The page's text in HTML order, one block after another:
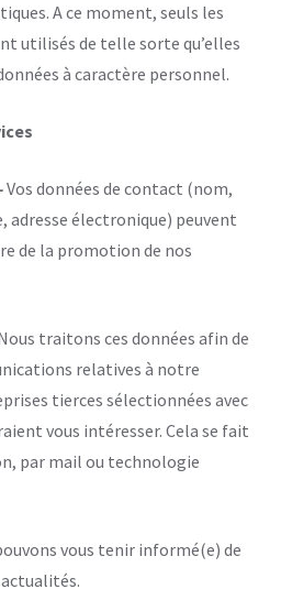
A ce moment, seuls les
utilisés de telle sorte qu’elles
à caractère personnel.
Vos données de contact (nom,
adresse électronique) peuvent
de la promotion de nos
traitons ces données afin de
relatives à notre
tierces sélectionnées avec
vous intéresser. Cela se fait
par mail ou technologie
vous tenir informé(e) de